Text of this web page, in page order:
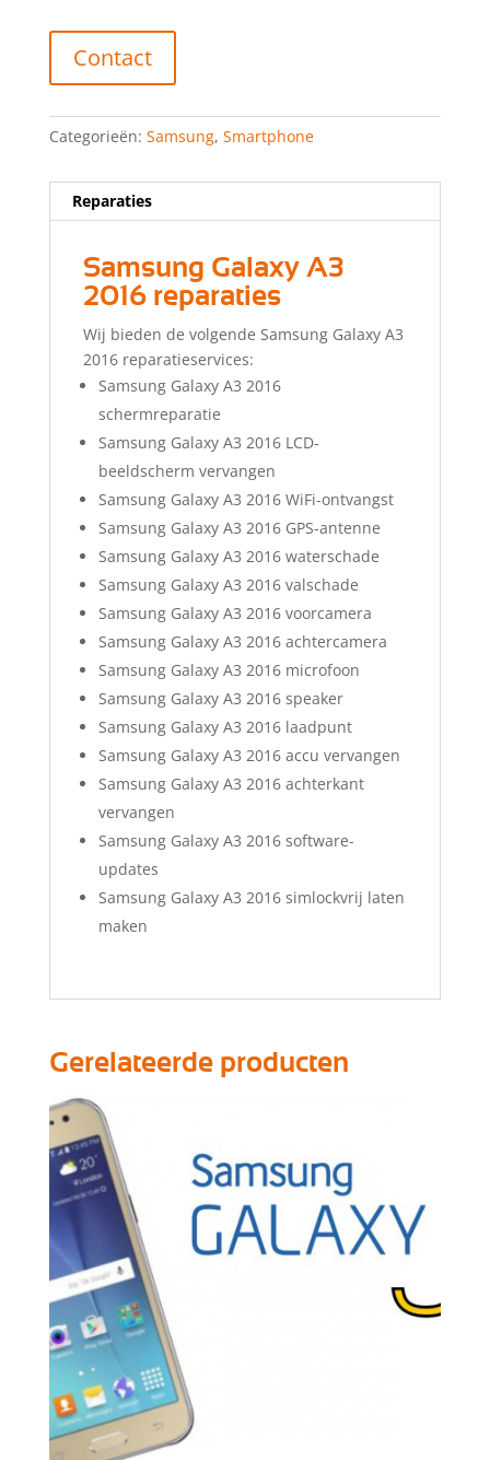
Contact
Categorieën: Samsung, Smartphone
Reparaties
Samsung Galaxy A3
2016 reparaties
Wij bieden de volgende Samsung Galaxy A3
2016 reparatieservices:
Samsung Galaxy A3 2016
schermreparatie
Samsung Galaxy A3 2016 LCD-
beeldscherm vervangen
Samsung Galaxy A3 2016 WiFi-ontvangst
Samsung Galaxy A3 2016 GPS-antenne
Samsung Galaxy A3 2016 waterschade
Samsung Galaxy A3 2016 valschade
Samsung Galaxy A3 2016 voorcamera
Samsung Galaxy A3 2016 achtercamera
Samsung Galaxy A3 2016 microfoon
Samsung Galaxy A3 2016 speaker
Samsung Galaxy A3 2016 laadpunt
Samsung Galaxy A3 2016 accu vervangen
Samsung Galaxy A3 2016 achterkant
vervangen
Samsung Galaxy A3 2016 software-
updates
Samsung Galaxy A3 2016 simlockvrij laten
maken
Gerelateerde producten